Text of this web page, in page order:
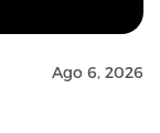
Ago 6, 2026